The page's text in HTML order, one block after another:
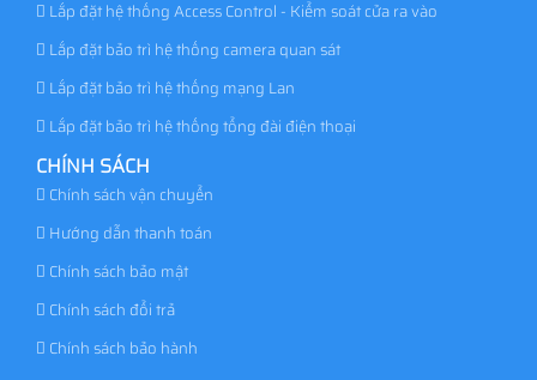
Lắp đặt hệ thống Access Control - Kiểm soát cửa ra vào
Lắp đặt bảo trì hệ thống camera quan sát
Lắp đặt bảo trì hệ thống mạng Lan
Lắp đặt bảo trì hệ thống tổng đài điện thoại
CHÍNH SÁCH
Chính sách vận chuyển
Hướng dẫn thanh toán
Chính sách bảo mật
Chính sách đổi trả
Chính sách bảo hành